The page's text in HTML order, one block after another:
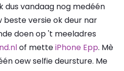
dus vandaag nog medéén
beste versie ok deur nar
doen op 't meeladres
of metteiPhone Epp. Mè
oew selfie deursture. Me